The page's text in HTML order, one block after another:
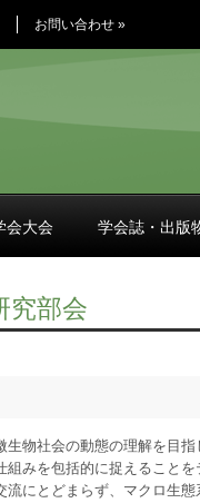
お問い合わせ »
会大会 学会誌・出版
究部会
物社会の動態の理解を目
みを包括的に捉えること
にとどまらず、マクロ生